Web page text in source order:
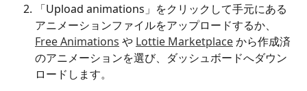
「Upload animations」をクリックして手元にある
アニメーションファイルをアップロードするか、
Free Animations や Lottie Marketplace から作成済
のアニメーションを選び、ダッシュボードへダウン
ロードします。